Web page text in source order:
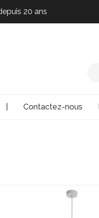
20 ans
20 ans
Contactez-nous